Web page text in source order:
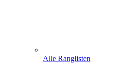
Alle Ranglisten